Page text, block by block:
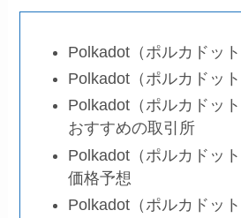
Polkadot（ポルカドッ
Polkadot（ポルカドッ
Polkadot（ポルカドッ
おすすめの取引所
Polkadot（ポルカドッ
価格予想
Polkadot（ポルカドッ